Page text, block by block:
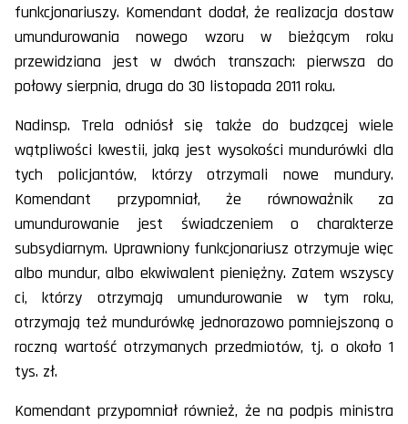
funkcjonariuszy. Komendant dodał, że realizacja dostaw
umundurowania nowego wzoru w bieżącym roku
przewidziana jest w dwóch transzach: pierwsza do
połowy sierpnia, druga do 30 listopada 2011 roku.
Nadinsp. Trela odniósł się także do budzącej wiele
wątpliwości kwestii, jaką jest wysokości mundurówki dla
tych policjantów, którzy otrzymali nowe mundury.
Komendant przypomniał, że równoważnik za
umundurowanie jest świadczeniem o charakterze
subsydiarnym. Uprawniony funkcjonariusz otrzymuje więc
albo mundur, albo ekwiwalent pieniężny. Zatem wszyscy
ci, którzy otrzymają umundurowanie w tym roku,
otrzymają też mundurówkę jednorazowo pomniejszoną o
roczną wartość otrzymanych przedmiotów, tj. o około 1
tys. zł.
Komendant przypomniał również, że na podpis ministra